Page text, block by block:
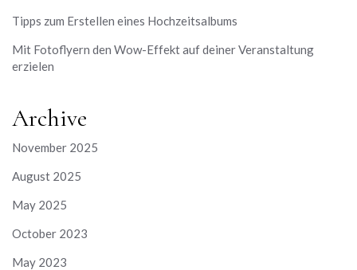
Tipps zum Erstellen eines Hochzeitsalbums
Mit Fotoflyern den Wow-Effekt auf deiner Veranstaltung
erzielen
Archive
November 2025
August 2025
May 2025
October 2023
May 2023